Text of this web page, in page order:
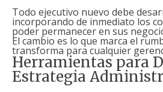
Todo ejecutivo nuevo debe
incorporando de inmediato los
poder permanecer en sus
El cambio es lo que marca el
transforma para cualquier
Herramientas para
Estrategia